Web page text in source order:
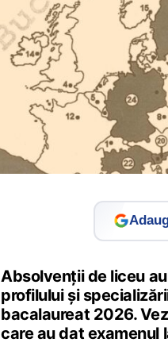
Absolvenții de liceu
profilului și
bacalaureat 2026.
care au dat examenul